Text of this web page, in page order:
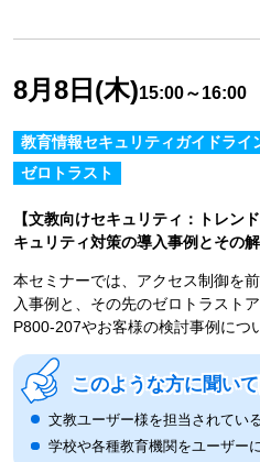
8月8日(木)15:00～16:00
教育情報セキュリティガイドライ
ゼロトラスト
【文教向けセキュリティ：トレン
キュリティ対策の導入事例とその
本セミナーでは、アクセス制御を
入事例と、その先のゼロトラスト
P800-207やお客様の検討事例につ
このような方に聞いて
文教ユーザー様を担当されてい
学校や各種教育機関をユーザー